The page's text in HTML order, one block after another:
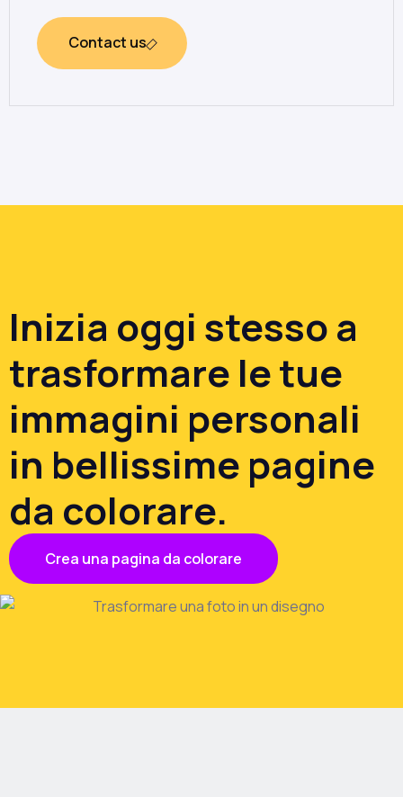
Contact us
Inizia oggi stesso a
trasformare le tue
immagini personali
in bellissime pagine
da colorare.
Crea una pagina da colorare